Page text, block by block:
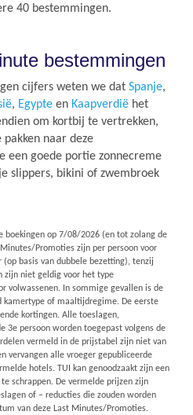
40 bestemmingen.
bestemmingen
cijfers weten we dat Spanje,
, Egypte en Kaapverdië het
om kortbij te vertrekken,
naar deze
een goede portie zonnecreme
slippers, bikini of zwembroek
boekingen op 7/08/2026 (en tot zolang de
Promoties zijn per persoon voor
basis van dubbele bezetting), tenzij
zijn niet geldig voor het type
volwassenen. In sommige gevallen is de
kamertype of maaltijdregime. De eerste
kortingen. Alle toeslagen,
3e persoon worden toegepast volgens de
vermeld in de prijstabel zijn niet van
vervangen alle vroeger gepubliceerde
hotels. TUI kan genoodzaakt zijn een
schrappen. De vermelde prijzen zijn
of – reducties die zouden worden
van deze Last Minutes/Promoties.